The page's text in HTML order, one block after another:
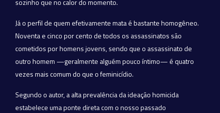
sozinho que no calor do momento.
Já o perfil de quem efetivamente mata é bastante homogêneo.
Noventa e cinco por cento de todos os assassinatos são
cometidos por homens jovens, sendo que o assassinato de
outro homem —geralmente alguém pouco íntimo— é quatro
vezes mais comum do que o feminicídio.
Segundo o autor, a alta prevalência da ideação homicida
estabelece uma ponte direta com o nosso passado